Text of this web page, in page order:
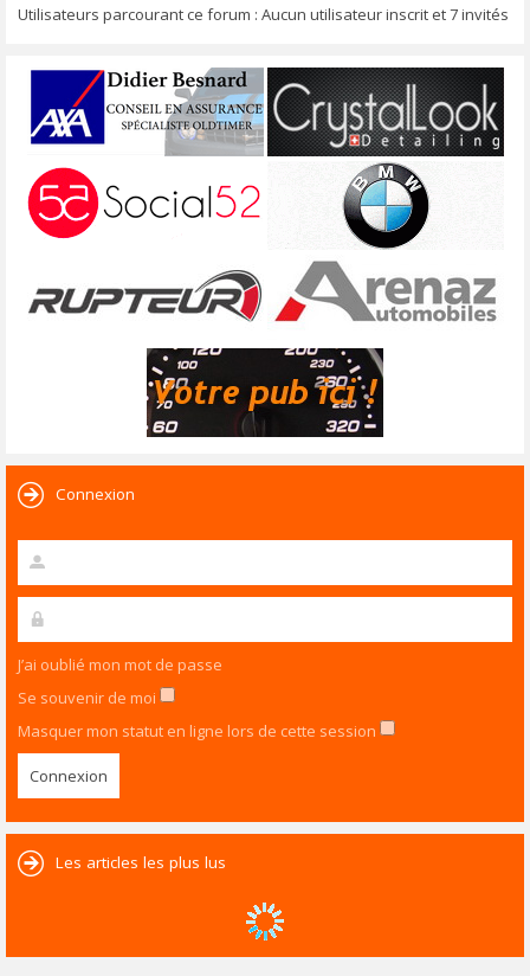
Utilisateurs parcourant ce forum : Aucun utilisateur inscrit et 7 invités
Connexion
J’ai oublié mon mot de passe
Se souvenir de moi
Masquer mon statut en ligne lors de cette session
Les articles les plus lus